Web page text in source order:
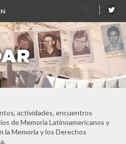
Search
for:
actividades, encuentros
de Memoria Latinoamericanos y
la Memoria y los Derechos